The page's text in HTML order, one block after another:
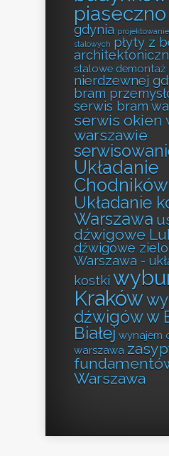
piaseczno
gdynia
stalowych płyty z
stalowe demontaż
nierdzewnej
bram
serwis bram
serwis okien
warszawie
Układanie
Chodników
Układanie
Warszawa
dźwigowe
dźwigowe
Warszawa -
kostki
Kraków
dźwigów w
Białej wynajem
warszawa
Warszawa